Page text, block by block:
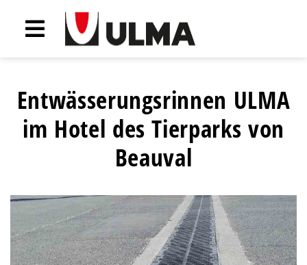
Entwässerungsrinnen ULMA
im Hotel des Tierparks von
Beauval